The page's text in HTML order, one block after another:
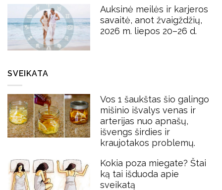
Auksinė meilės ir karjeros
savaitė, anot žvaigždžių,
2026 m. liepos 20–26 d.
SVEIKATA
Vos 1 šaukštas šio galingo
mišinio išvalys venas ir
arterijas nuo apnašų,
išvengs širdies ir
kraujotakos problemų.
Kokia poza miegate? Štai
ką tai išduoda apie
sveikatą